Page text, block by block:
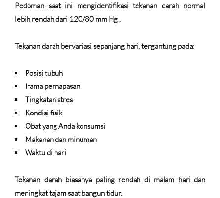
Pedoman saat ini mengidentifikasi tekanan darah normal
lebih rendah dari 120/80 mm Hg .
Tekanan darah bervariasi sepanjang hari, tergantung pada:
Posisi tubuh
Irama pernapasan
Tingkatan stres
Kondisi fisik
Obat yang Anda konsumsi
Makanan dan minuman
Waktu di hari
Tekanan darah biasanya paling rendah di malam hari dan
meningkat tajam saat bangun tidur.